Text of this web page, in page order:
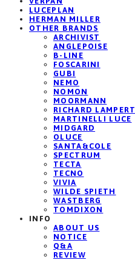
LUCEPLAN
HERMAN MILLER
OTHER BRANDS
ARCHIVIST
ANGLEPOISE
B-LINE
FOSCARINI
GUBI
NEMO
NOMON
MOORMANN
RICHARD LAMPERT
MARTINELLI LUCE
MIDGARD
OLUCE
SANTA&COLE
SPECTRUM
TECTA
TECNO
VIVIA
WILDE SPIETH
WASTBERG
TOMDIXON
INFO
ABOUT US
NOTICE
Q&A
REVIEW